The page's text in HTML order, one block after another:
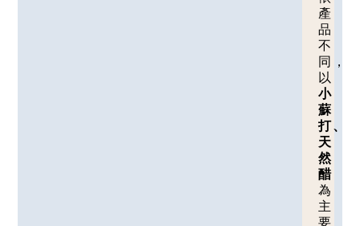
產
品
不
同，
以
小
蘇
打、
天
然
醋
為
主
要